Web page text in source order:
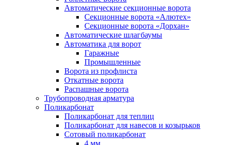
Автоматические секционные ворота
Секционные ворота «Алютех»
Секционные ворота «Дорхан»
Автоматические шлагбаумы
Автоматика для ворот
Гаражные
Промышленные
Ворота из профлиста
Откатные ворота
Распашные ворота
Трубопроводная арматура
Поликарбонат
Поликарбонат для теплиц
Поликарбонат для навесов и козырьков
Сотовый поликарбонат
4 мм